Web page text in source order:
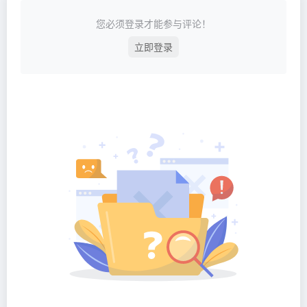
您必须登录才能参与评论！
立即登录